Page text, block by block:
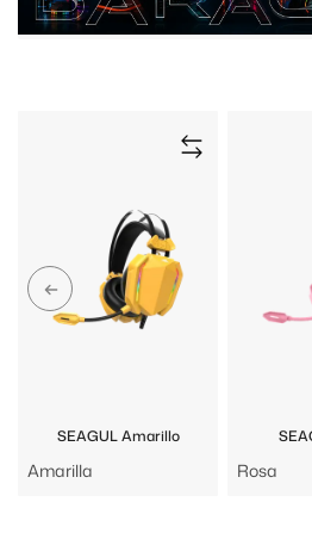
SEAGUL Amarillo
Amarilla Rosa